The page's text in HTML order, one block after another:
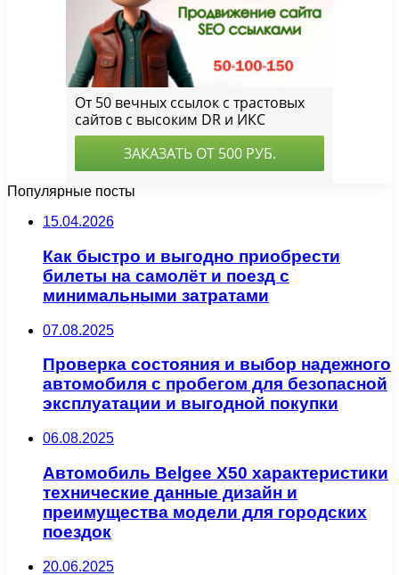
Популярные посты
15.04.2026
Как быстро и выгодно приобрести
билеты на самолёт и поезд с
минимальными затратами
07.08.2025
Проверка состояния и выбор надежного
автомобиля с пробегом для безопасной
эксплуатации и выгодной покупки
06.08.2025
Автомобиль Belgee X50 характеристики
технические данные дизайн и
преимущества модели для городских
поездок
20.06.2025